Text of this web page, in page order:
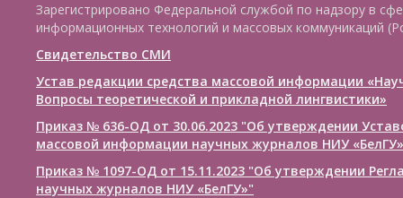
Зарегистрировано Федеральной службой по надзору в
информационных технологий и массовых коммуникаций
Свидетельство СМИ
Устав редакции средства массовой информации
Вопросы теоретической и прикладной лингвистики»
Приказ № 636-ОД от 30.06.2023 "Об утверждении
массовой информации научных журналов НИУ «БелГУ»
Приказ № 1097-ОД от 15.11.2023 "Об утверждении
научных журналов НИУ «БелГУ»"